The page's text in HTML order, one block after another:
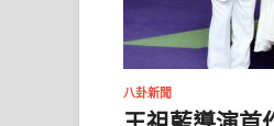
八卦新聞